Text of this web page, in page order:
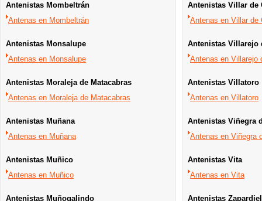
Antenistas Mombeltrán
Antenas en Mombeltrán
Antenistas Monsalupe
Antenas en Monsalupe
Antenistas Moraleja de Matacabras
Antenas en Moraleja de Matacabras
Antenistas Muñana
Antenas en Muñana
Antenistas Muñico
Antenas en Muñico
Antenistas Muñogalindo
Antenistas Villar de
Antenas en Villar de
Antenistas Villarejo
Antenas en Villarejo
Antenistas Villatoro
Antenas en Villatoro
Antenistas Viñegra
Antenas en Viñegra
Antenistas Vita
Antenas en Vita
Antenistas